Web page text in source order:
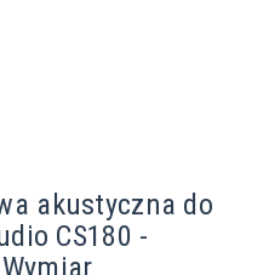
akustyczna do
CS180 -